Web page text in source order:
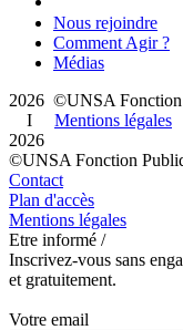
Nous rejoindre
Comment Agir ?
Médias
2026 ©UNSA
I Mentions légales
2026
©UNSA Fonction
Contact
Plan d'accès
Mentions légales
Etre informé /
Inscrivez-vous sans
et gratuitement.
Votre email